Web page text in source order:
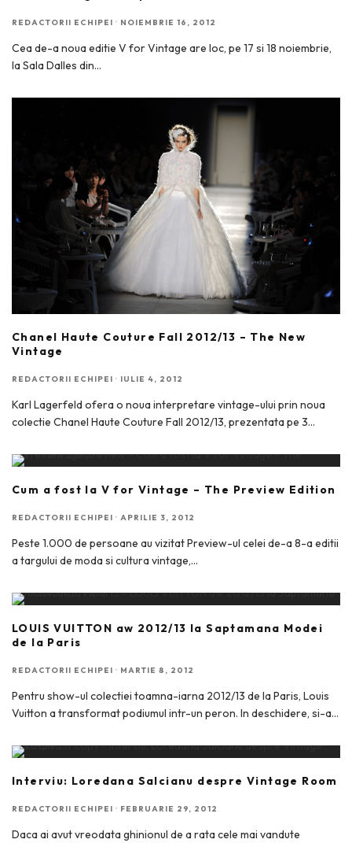
REDACTORII ECHIPEI · NOIEMBRIE 16, 2012
Cea de-a noua editie V for Vintage are loc, pe 17 si 18 noiembrie,
la Sala Dalles din...
Chanel Haute Couture Fall 2012/13 – The New
Vintage
REDACTORII ECHIPEI · IULIE 4, 2012
Karl Lagerfeld ofera o noua interpretare vintage-ului prin noua
colectie Chanel Haute Couture Fall 2012/13, prezentata pe 3...
Cum a fost la V for Vintage – The Preview Edition
REDACTORII ECHIPEI · APRILIE 3, 2012
Peste 1.000 de persoane au vizitat Preview-ul celei de-a 8-a editii
a targului de moda si cultura vintage,...
LOUIS VUITTON aw 2012/13 la Saptamana Modei
de la Paris
REDACTORII ECHIPEI · MARTIE 8, 2012
Pentru show-ul colectiei toamna-iarna 2012/13 de la Paris, Louis
Vuitton a transformat podiumul intr-un peron. In deschidere, si-a...
Interviu: Loredana Salcianu despre Vintage Room
REDACTORII ECHIPEI · FEBRUARIE 29, 2012
Daca ai avut vreodata ghinionul de a rata cele mai vandute